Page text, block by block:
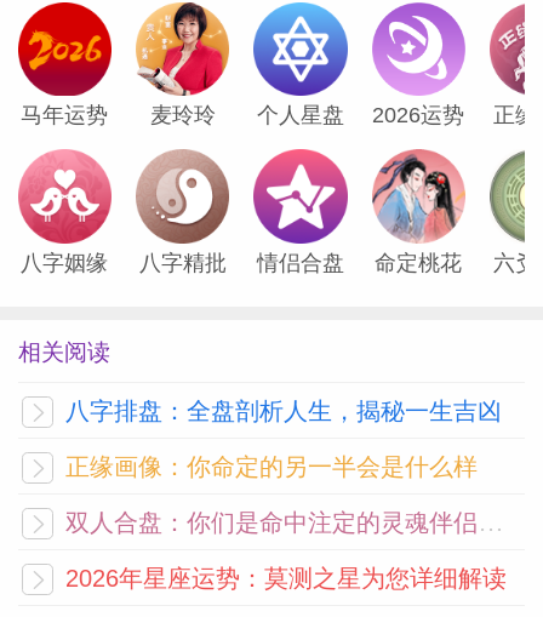
后的结果仍然积极美好。月末，某场社交活
动会让你自然而然成为全场焦点。拥抱被大
家关注的感觉，庆祝又一年的成长，带着这
份快乐和鲜活，为接下来的一年许下有力的
愿望吧。
巨蟹座——译者：幻觉
为了你想在生活中实现的一个重大变化，过
去几周你一直在收集信息，这可以是任何事
要不要买房子、买房的话去哪里买。这个
月，无论你的梦想是哪个领域的，你的构思
都开始显化为有形成果，亲爱的月亮崽崽，
最近几个月你完成的一切充满希望的搜寻开
马年运势 麦玲玲 个人星盘 2026运势 正缘
八字姻缘 八字精批 情侣合盘 命定桃花 六爻
相关阅读
八字排盘：全盘剖析人生，揭秘一生吉凶
正缘画像：你命定的另一半会是什么样
双人合盘：你们是命中注定的灵魂伴侣吗？
2026年星座运势：莫测之星为您详细解读